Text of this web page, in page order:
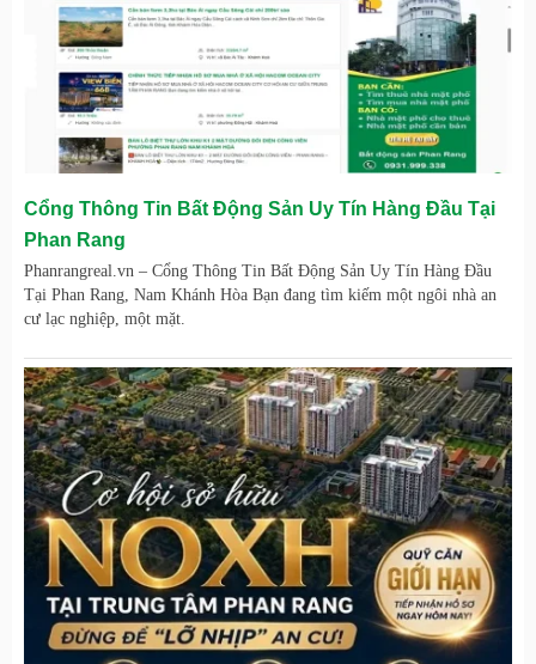
Cổng Thông Tin Bất Động Sản Uy Tín Hàng Đầu Tại
Phan Rang
Phanrangreal.vn – Cổng Thông Tin Bất Động Sản Uy Tín Hàng Đầu
Tại Phan Rang, Nam Khánh Hòa Bạn đang tìm kiếm một ngôi nhà an
cư lạc nghiệp, một mặt.